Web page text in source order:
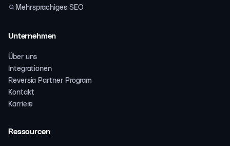
Mehrsprachiges SEO
Unternehmen
Über uns
Integrationen
Reversia Partner Program
Kontakt
Karriere
Ressourcen